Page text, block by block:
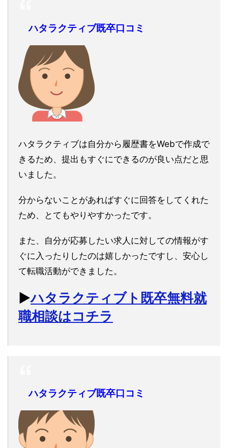
ハタラクティブ既卒口コミ
ハタラクティブは自分から履歴書をWebで作成で
きるため、提出もすぐにできるのが良い点だと思
いました。
分からないことがあればすぐに回答をしてくれた
ため、とてもやりやすかったです。
また、自分が応募したい求人に対しての情報がす
ぐに入ったりしたのは嬉しかったですし、安心し
て転職活動ができました。
▶︎ハタラクティブト既卒無料就
職相談はコチラ
ハタラクティブ既卒口コミ